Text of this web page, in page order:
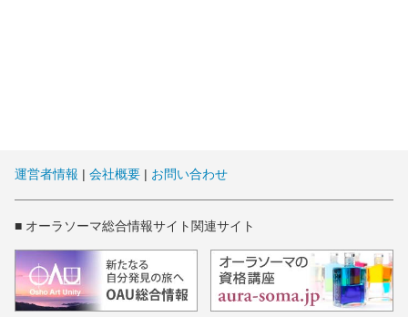
運営者情報 | 会社概要 | お問い合わせ
■ オーラソーマ総合情報サイト関連サイト